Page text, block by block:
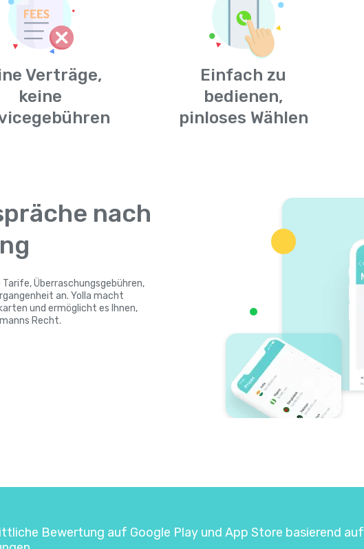
Verträge,
keine
Einfach zu
bedienen,
pinloses Wählen
nach
Überraschungsgebühren,
an. Yolla macht
und ermöglicht es Ihnen,
Recht.
Bewertung auf Google Play und App Store basierend auf